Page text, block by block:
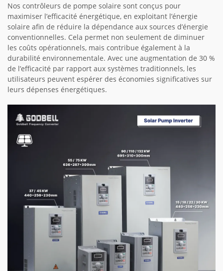
Nos contrôleurs de pompe solaire sont conçus pour
maximiser l’efficacité énergétique, en exploitant l’énergie
solaire afin de réduire la dépendance aux sources d’énergie
conventionnelles. Cela permet non seulement de diminuer
les coûts opérationnels, mais contribue également à la
durabilité environnementale. Avec une augmentation de 30 %
de l’efficacité par rapport aux systèmes traditionnels, les
utilisateurs peuvent espérer des économies significatives sur
leurs dépenses énergétiques.